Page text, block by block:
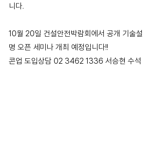
니다.
10월 20일 건설안전박람회에서 공개 기술설
명 오픈 세미나 개최 예정입니다!!​
콘업 도입상담 02 3462 1336 서승현 수석